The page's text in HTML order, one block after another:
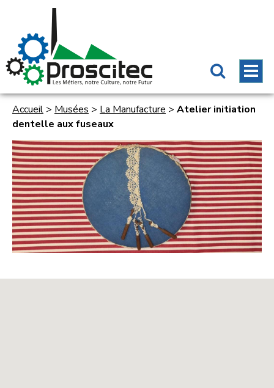
Accueil > Musées > La Manufacture > Atelier initiation
dentelle aux fuseaux